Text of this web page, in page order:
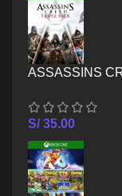
ASSASSINS
S/35.00